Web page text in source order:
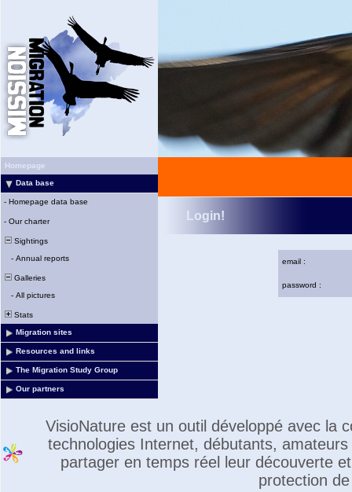
Homepage
Data base
- Homepage data base
- Our charter
Sightings
- Annual reports
Galleries
- All pictures
Stats
Migration sites
Resources and links
The Migration Study Group
Our partners
Login!
email :
password :
VisioNature est un outil développé avec la
technologies Internet, débutants,
partager en temps réel leur découverte
protection